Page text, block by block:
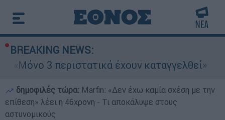
BREAKING NEWS:
3 περιστατικά έχουν καταγγελθεί»
δημοφιλές τώρα: Marfin: «Δεν έχω καμία σχέση με την
επίθεση» λέει η 46χρονη - Τι αποκάλυψε στους
αστυνομικούς